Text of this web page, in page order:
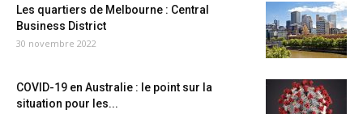
Les quartiers de Melbourne : Central
Business District
30 novembre 2022
COVID-19 en Australie : le point sur la
situation pour les...